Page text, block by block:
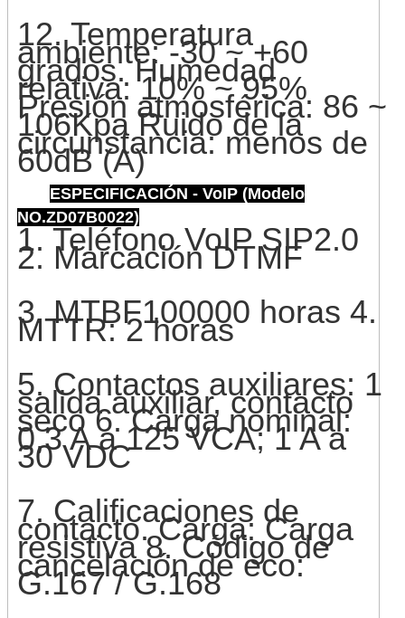
12. Temperatura
ambiente: -30 ~ +60
grados. Humedad
relativa: 10% ~ 95%
Presión atmosférica: 86 ~
106Kpa Ruido de la
circunstancia: menos de
60dB (A)
ESPECIFICACIÓN - VoIP (Modelo
NO.ZD07B0022)
1. Teléfono VoIP SIP2.0
2. Marcación DTMF
3. MTBF100000 horas 4.
MTTR: ​​2 horas
5. Contactos auxiliares: 1
salida auxiliar, contacto
seco 6. Carga nominal:
0,3 A a 125 VCA; 1 A a
30 VDC
7. Calificaciones de
contacto. Carga: Carga
resistiva 8. Código de
cancelación de eco:
G.167 / G.168